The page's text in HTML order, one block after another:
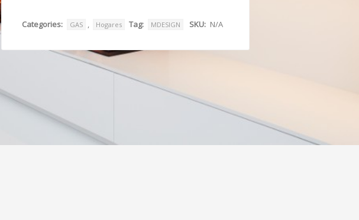
Categories: GAS , Hogares Tag: MDESIGN SKU: N/A